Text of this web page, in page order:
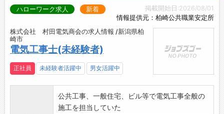
掲載開始日:2026/08/01
情報提供元：柏崎公共職業安定所
ハローワーク求人 新着
株式会社 村田電気商会の求人情報 /新潟県柏
崎市
電気工事士(未経験者)
正社員 未経験者活躍中 男女活躍中
公共工事、一般住宅、ビル等で電気工事全般の
施工を担当していた